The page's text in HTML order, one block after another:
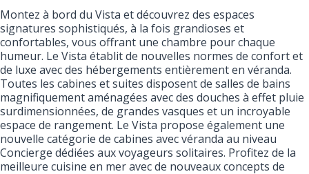
Montez à bord du Vista et découvrez des espaces
signatures sophistiqués, à la fois grandioses et
confortables, vous offrant une chambre pour chaque
humeur. Le Vista établit de nouvelles normes de confort et
de luxe avec des hébergements entièrement en véranda.
Toutes les cabines et suites disposent de salles de bains
magnifiquement aménagées avec des douches à effet pluie
surdimensionnées, de grandes vasques et un incroyable
espace de rangement. Le Vista propose également une
nouvelle catégorie de cabines avec véranda au niveau
Concierge dédiées aux voyageurs solitaires. Profitez de la
meilleure cuisine en mer avec de nouveaux concepts de